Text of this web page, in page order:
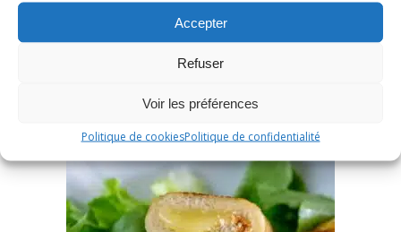
Accepter
Refuser
Voir les préférences
Politique de cookiesPolitique de confidentialité